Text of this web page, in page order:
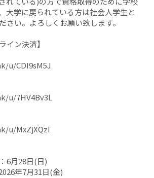
大学に戻られている方は社会人学生と
さい。よろしくお願い致します。
イン決済】
u/CDI9sM5J
u/7HV4Bv3L
u/MxZjXQzI
6月28日(日)
年7月31日(金)